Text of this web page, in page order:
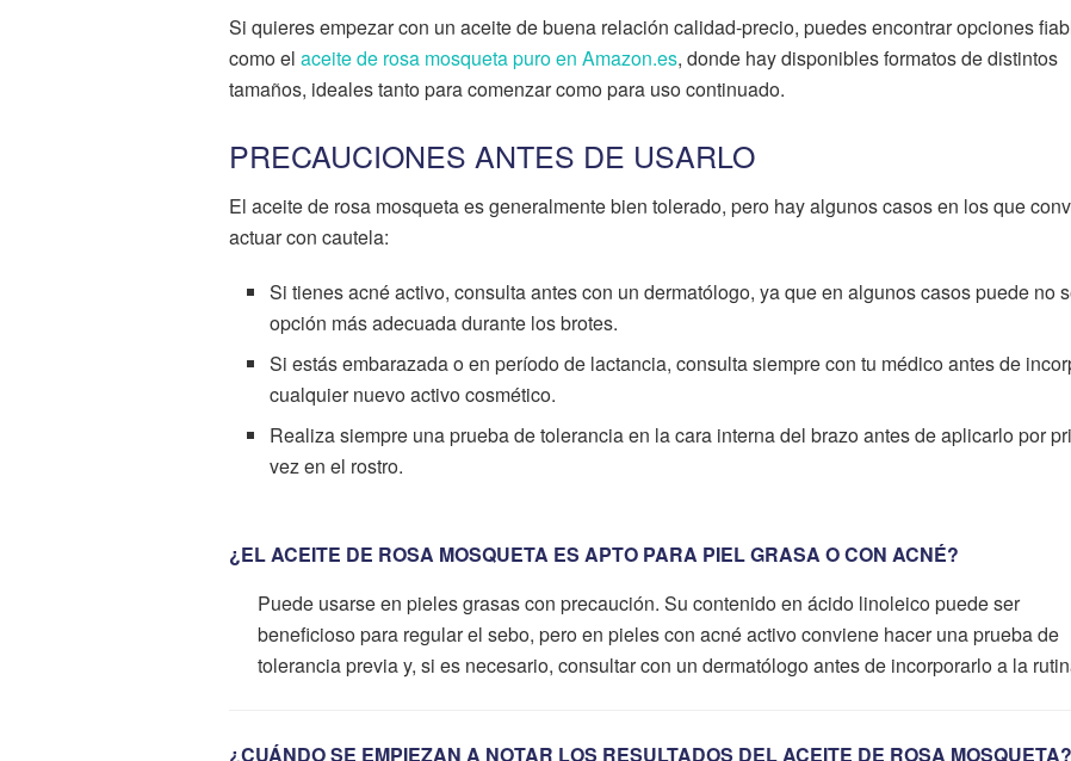
Si quieres empezar con un aceite de buena relación calidad-precio, puedes encontrar opciones
como el aceite de rosa mosqueta puro en Amazon.es, donde hay disponibles formatos de distintos
tamaños, ideales tanto para comenzar como para uso continuado.
PRECAUCIONES ANTES DE USARLO
El aceite de rosa mosqueta es generalmente bien tolerado, pero hay algunos casos en los que
actuar con cautela:
Si tienes acné activo, consulta antes con un dermatólogo, ya que en algunos casos puede no
opción más adecuada durante los brotes.
Si estás embarazada o en período de lactancia, consulta siempre con tu médico antes de
cualquier nuevo activo cosmético.
Realiza siempre una prueba de tolerancia en la cara interna del brazo antes de aplicarlo por
vez en el rostro.
¿EL ACEITE DE ROSA MOSQUETA ES APTO PARA PIEL GRASA O CON ACNÉ?
Puede usarse en pieles grasas con precaución. Su contenido en ácido linoleico puede ser
beneficioso para regular el sebo, pero en pieles con acné activo conviene hacer una prueba de
tolerancia previa y, si es necesario, consultar con un dermatólogo antes de incorporarlo a la
¿CUÁNDO SE EMPIEZAN A NOTAR LOS RESULTADOS DEL ACEITE DE ROSA MOSQUETA?